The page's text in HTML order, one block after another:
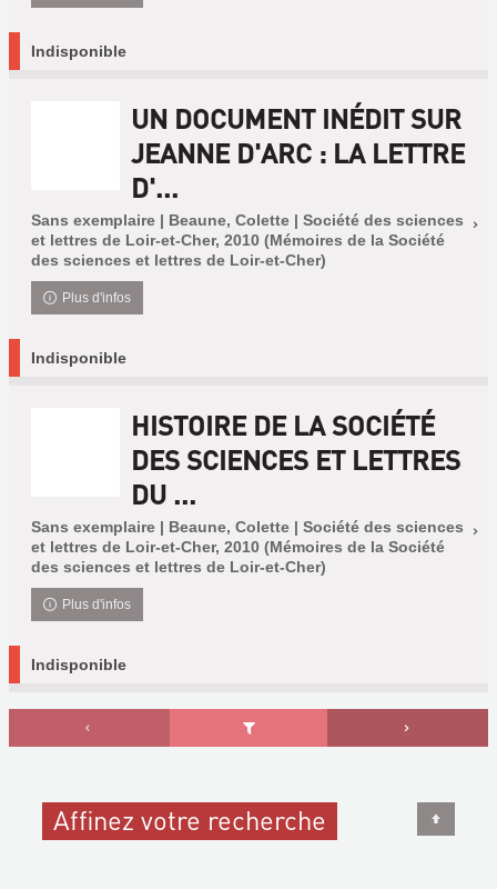
Indisponible
UN DOCUMENT INÉDIT SUR
JEANNE D'ARC : LA LETTRE
D'...
Sans exemplaire | Beaune, Colette | Société des sciences
et lettres de Loir-et-Cher, 2010 (Mémoires de la Société
des sciences et lettres de Loir-et-Cher)
Plus d'infos
Indisponible
HISTOIRE DE LA SOCIÉTÉ
DES SCIENCES ET LETTRES
DU ...
Sans exemplaire | Beaune, Colette | Société des sciences
et lettres de Loir-et-Cher, 2010 (Mémoires de la Société
des sciences et lettres de Loir-et-Cher)
Plus d'infos
Indisponible
Affinez votre recherche